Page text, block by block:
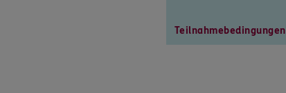
Teilnahmebedingungen